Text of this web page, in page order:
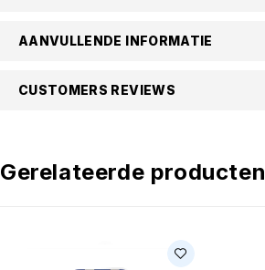
AANVULLENDE INFORMATIE
CUSTOMERS REVIEWS
Gerelateerde producten